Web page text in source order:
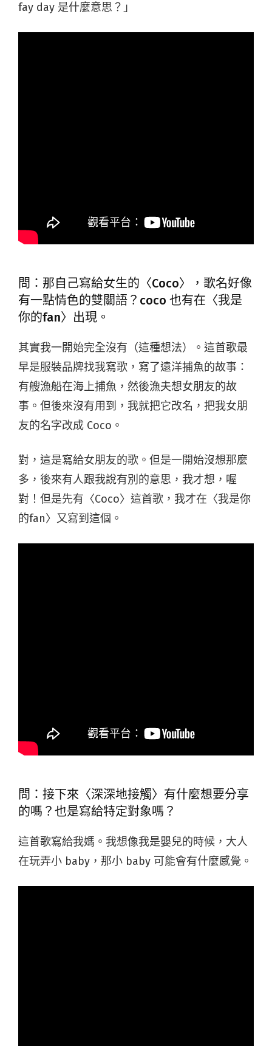
fay day 是什麼意思？」
問：那自己寫給女生的〈Coco〉，歌名好像
有一點情色的雙關語？coco 也有在〈我是
你的fan〉出現。
其實我一開始完全沒有（這種想法）。這首歌最
早是服裝品牌找我寫歌，寫了遠洋捕魚的故事：
有艘漁船在海上捕魚，然後漁夫想女朋友的故
事。但後來沒有用到，我就把它改名，把我女朋
友的名字改成 Coco。
對，這是寫給女朋友的歌。但是一開始沒想那麼
多，後來有人跟我說有別的意思，我才想，喔
對！但是先有〈Coco〉這首歌，我才在〈我是你
的fan〉又寫到這個。
問：接下來〈深深地接觸〉有什麼想要分享
的嗎？也是寫給特定對象嗎？
這首歌寫給我媽。我想像我是嬰兒的時候，大人
在玩弄小 baby，那小 baby 可能會有什麼感覺。